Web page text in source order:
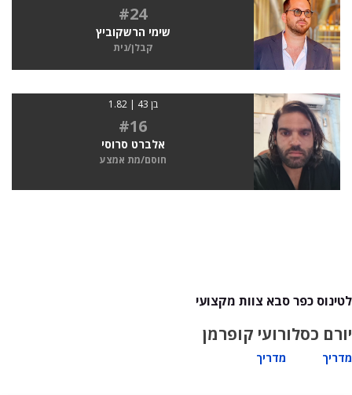
#24
שימי הרשקוביץ
קבלן/נית
בן 43 | 1.82
#16
אלברט סרוסי
חוסם/מת אמצע
לטינוס כפר סבא צוות מקצועי
יורם כסלו
מדריך
רועי קופרמן
מדריך